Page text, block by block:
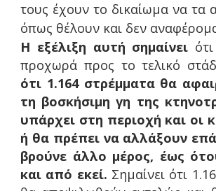
τους έχουν το δικαίωμα να τα
όπως θέλουν και δεν
Η εξέλιξη αυτή σημαίνει
προχωρά προς το τελικό
ότι 1.164 στρέμματα θα
τη βοσκήσιμη γη της
υπάρχει στη περιοχή και οι
ή θα πρέπει να αλλάξουν
βρούνε άλλο μέρος, έως
και από εκεί. Σημαίνει ότι